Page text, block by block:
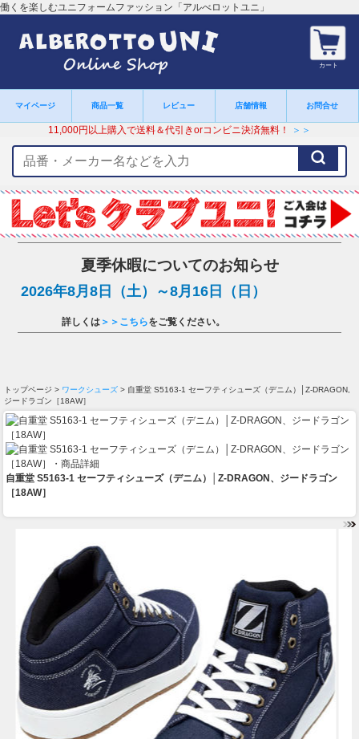
働くを楽しむユニフォームファッション「アルべロットユニ」
カート
マイページ 商品一覧 レビュー 店舗情報 お問合せ
11,000円以上購入で送料＆代引きorコンビニ決済無料！ ＞＞
ー
ワ
ー
ド
夏季休暇についてのお知らせ
2026年8月8日（土）～8月16日（日）
詳しくは ＞＞こちらをご覧ください。
トップページ > ワークシューズ > 自重堂 S5163-1 セーフティシューズ（デニム）│Z-DRAGON,
ジードラゴン［18AW］
自重堂 S5163-1 セーフティシューズ（デニム）│Z-DRAGON、ジードラゴン
［18AW］